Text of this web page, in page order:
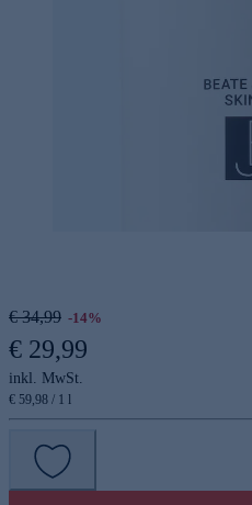
€ 34,99 -14%
€ 29,99
inkl. MwSt.
€ 59,98 / 1 l